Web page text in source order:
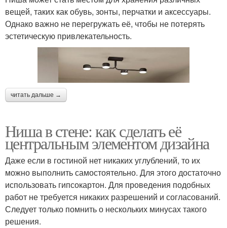
вещей, таких как обувь, зонты, перчатки и аксессуары.
Однако важно не перегружать её, чтобы не потерять
эстетическую привлекательность.
читать дальше →
Ниша в стене: как сделать её
центральным элементом дизайна
Даже если в гостиной нет никаких углублений, то их
можно выполнить самостоятельно. Для этого достаточно
использовать гипсокартон. Для проведения подобных
работ не требуется никаких разрешений и согласований.
Следует только помнить о нескольких минусах такого
решения.